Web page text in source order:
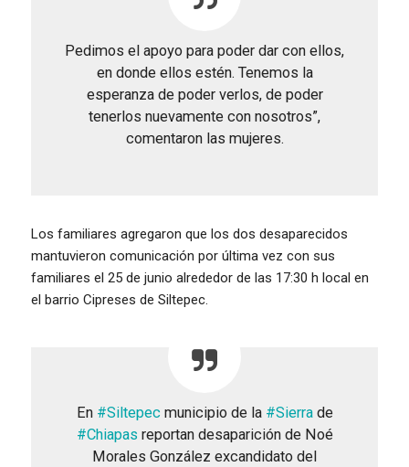
Pedimos el apoyo para poder dar con ellos,
en donde ellos estén. Tenemos la
esperanza de poder verlos, de poder
tenerlos nuevamente con nosotros”,
comentaron las mujeres.
Los familiares agregaron que los dos desaparecidos
mantuvieron comunicación por última vez con sus
familiares el 25 de junio alrededor de las 17:30 h local en
el barrio Cipreses de Siltepec.
En #Siltepec municipio de la #Sierrade
#Chiapas reportan desaparición de Noé
Morales González excandidato del